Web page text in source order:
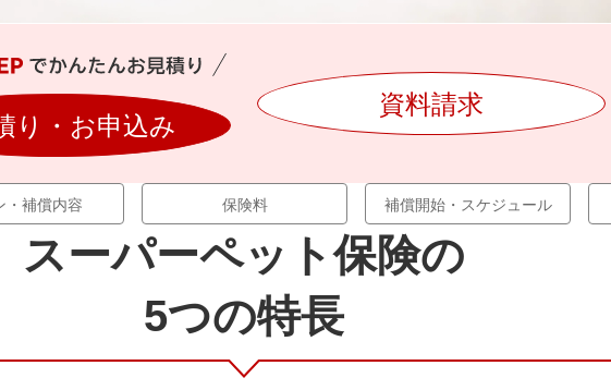
り・お申込み
資料請求
・補償内容 保険料 補償開始・スケジュール
スーパーペット保険の
5つの特長